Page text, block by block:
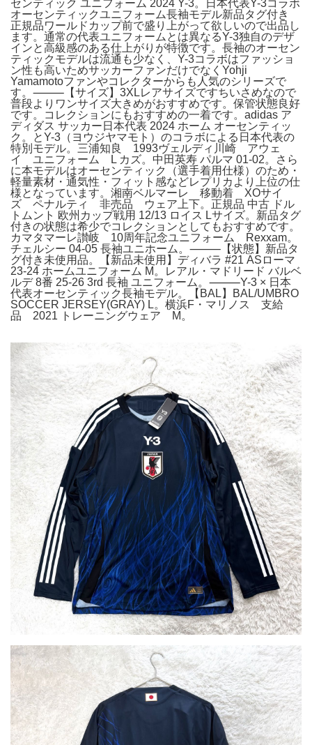
センティック ユニフォーム 2024 Y-3。日本代表Y-3コラボ
オーセンティックユニフォーム長袖モデル新品タグ付き
正規品ワールドカップ前で盛り上がって欲しいので出品し
ます。通常の代表ユニフォームとは異なるY-3独自のデザ
インと高級感のある仕上がりが特徴です。長袖のオーセン
ティックモデルは流通も少なく、Y-3コラボはファッショ
ン性も高いためサッカーファンだけでなくYohji
Yamamotoファンやコレクターからも人気のシリーズで
す。⸻【サイズ】3XLレアサイズですちいさめなので
普段よりワンサイズ大きめがおすすめです。保管状態良好
です。コレクションにもおすすめの一着です。adidas ア
ディダス サッカー日本代表 2024 ホーム オーセンティッ
ク。とY-3（ヨウジヤマモト）のコラボによる日本代表の
特別モデル。三浦知良 1993ヴェルディ川崎 アウェ
イ ユニフォーム L カズ。中田英寿 パルマ 01-02。さら
に本モデルはオーセンティック（選手着用仕様）のため・
軽量素材・通気性・フィット感などレプリカより上位の仕
様となっています。湘南ベルマーレ 移動着 XOサイ
ズ ペナルティ 非売品 ウェア上下。正規品 中古 ドル
トムント 欧州カップ戦用 12/13 ロイス Lサイズ。新品タグ
付きの状態は希少でコレクションとしてもおすすめです。
カマタマーレ讃岐 10周年記念ユニフォーム Rexxam。
チェルシー 04-05 長袖ユニホーム。⸻【状態】新品タ
グ付き未使用品。【新品未使用】ディバラ #21 ASローマ
23-24 ホームユニフォーム M。レアル・マドリード バルベ
ルデ 8番 25-26 3rd 長袖 ユニフォーム。⸻Y-3 × 日本
代表オーセンティック長袖モデル。【BAL】BAL/UMBRO
SOCCER JERSEY(GRAY) L。横浜F・マリノス 支給
品 2021 トレーニングウェア M。